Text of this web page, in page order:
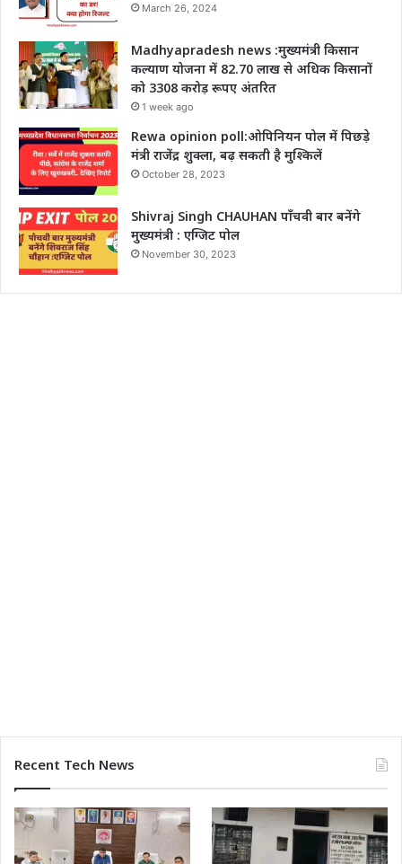
March 26, 2024
Madhyapradesh news :मुख्यमंत्री किसान
कल्याण योजना में 82.70 लाख से अधिक किसानों
को 3308 करोड़ रूपए अंतरित
1 week ago
Rewa opinion poll:ओपिनियन पोल में पिछड़े
मंत्री राजेंद्र शुक्ला, बढ़ सकती है मुश्किलें
October 28, 2023
Shivraj Singh CHAUHAN पाँचवी बार बनेंगे
मुख्यमंत्री : एग्जिट पोल
November 30, 2023
Recent Tech News